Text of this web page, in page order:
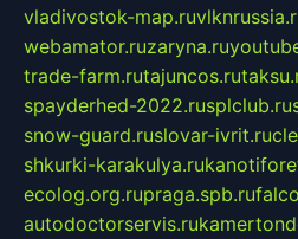
vladivostok-map.ru
webamator.ruzaryna.ru
trade-farm.rutajuncos.ru
spayderhed-2022.rusplclub.ru
snow-guard.ruslovar-ivrit.ru
shkurki-karakulya.ru
ecolog.org.rupraga.spb.ru
autodoctorservis.ru